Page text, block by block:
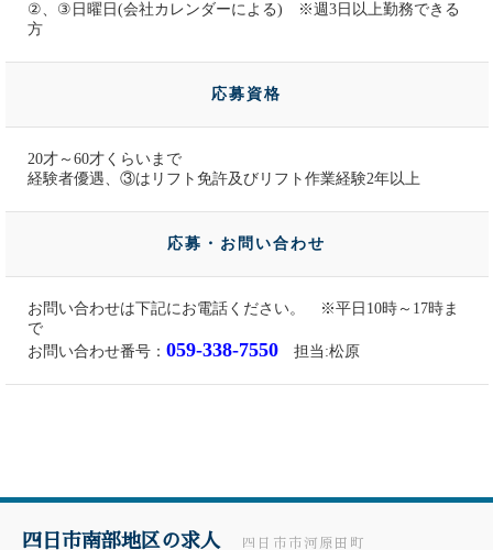
②、③日曜日(会社カレンダーによる) ※週3日以上勤務できる
方
応募資格
20才～60才くらいまで
経験者優遇、③はリフト免許及びリフト作業経験2年以上
応募・お問い合わせ
お問い合わせは下記にお電話ください。 ※平日10時～17時ま
で
お問い合わせ番号： 059-338-7550担当:松原
四日市南部地区の求人 四日市市河原田町